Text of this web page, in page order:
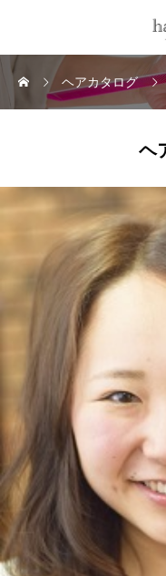
ヘアカタログ
ヘ